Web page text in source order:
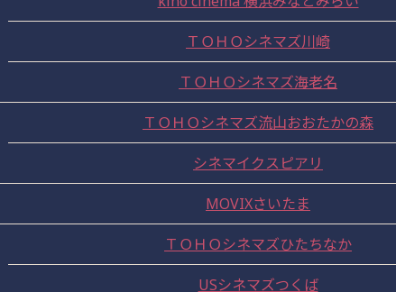
ＴＯＨＯシネマズ川崎
ＴＯＨＯシネマズ海老名
ＴＯＨＯシネマズ流山おおたかの森
シネマイクスピアリ
MOVIXさいたま
ＴＯＨＯシネマズひたちなか
USシネマズつくば